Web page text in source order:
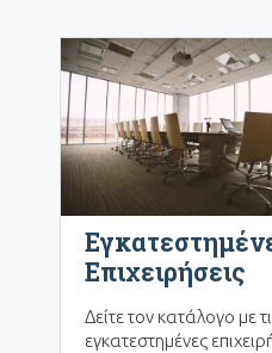
Επιχειρήσεις
Δείτε τον κατάλογο με
εγκατεστημένες